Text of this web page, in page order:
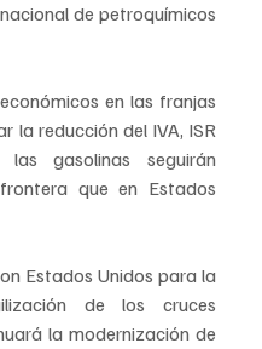
de petroquímicos
en las franjas
la reducción del IVA, ISR
gasolinas seguirán
que en Estados
Estados Unidos para la
de los cruces
la modernización de